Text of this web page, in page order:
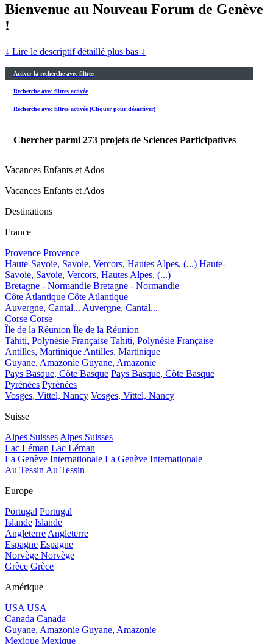
Bienvenue au Nouveau Forum de Genève
!
↓ Lire le descriptif détaillé plus bas ↓
Activer la recherche avec filtres
Recherche avec filtres activée
Recherche avec filtres activée (Cliquer pour désactiver)
Chercher parmi 273 projets de Sciences Participatives
Vacances Enfants et Ados
Vacances Enfants et Ados
Destinations
France
Provence Provence
Haute-Savoie, Savoie, Vercors, Hautes Alpes, (...) Haute-
Savoie, Savoie, Vercors, Hautes Alpes, (...)
Bretagne - Normandie Bretagne - Normandie
Côte Atlantique Côte Atlantique
Auvergne, Cantal... Auvergne, Cantal...
Corse Corse
Île de la Réunion Île de la Réunion
Tahiti, Polynésie Française Tahiti, Polynésie Française
Antilles, Martinique Antilles, Martinique
Guyane, Amazonie Guyane, Amazonie
Pays Basque, Côte Basque Pays Basque, Côte Basque
Pyrénées Pyrénées
Vosges, Vittel, Nancy Vosges, Vittel, Nancy
Suisse
Alpes Suisses Alpes Suisses
Lac Léman Lac Léman
La Genève Internationale La Genève Internationale
Au Tessin Au Tessin
Europe
Portugal Portugal
Islande Islande
Angleterre Angleterre
Espagne Espagne
Norvège Norvège
Grèce Grèce
Amérique
USA USA
Canada Canada
Guyane, Amazonie Guyane, Amazonie
Mexique Mexique